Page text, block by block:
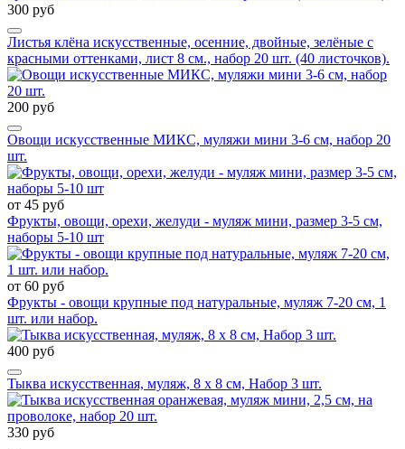
300 руб
Листья клёна искусственные, осенние, двойные, зелёные с
красными оттенками, лист 8 см., набор 20 шт. (40 листочков).
200 руб
Овощи искусственные МИКС, муляжи мини 3-6 см, набор 20
шт.
от 45 руб
Фрукты, овощи, орехи, желуди - муляж мини, размер 3-5 см,
наборы 5-10 шт
от 60 руб
Фрукты - овощи крупные под натуральные, муляж 7-20 см, 1
шт. или набор.
400 руб
Тыква искусственная, муляж, 8 х 8 см, Набор 3 шт.
330 руб